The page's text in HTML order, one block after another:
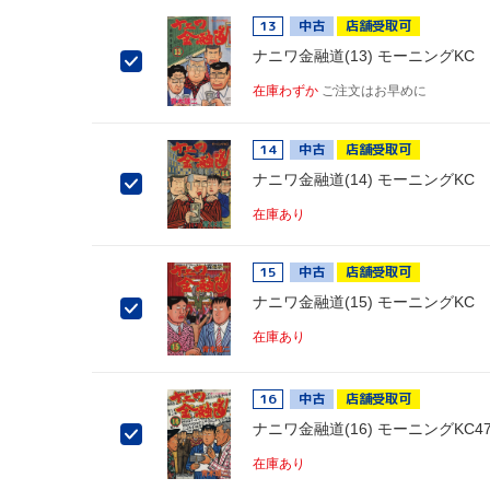
13 中古 店舗受取可
ナニワ金融道(13) モーニングKC
在庫わずか ご注文はお早めに
14 中古 店舗受取可
ナニワ金融道(14) モーニングKC
在庫あり
15 中古 店舗受取可
ナニワ金融道(15) モーニングKC
在庫あり
16 中古 店舗受取可
ナニワ金融道(16) モーニング
在庫あり